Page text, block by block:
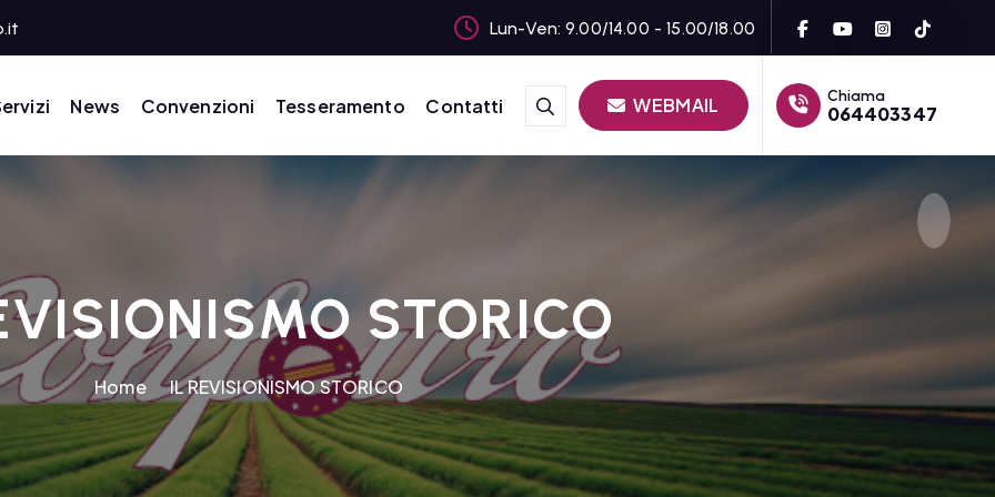
Lun-Ven: 9.00/14.00 - 15.00/18.00
News Convenzioni Tesseramento Contatti WEBMAIL Chiama
064403347
STORICO
Home IL REVISIONISMO STORICO